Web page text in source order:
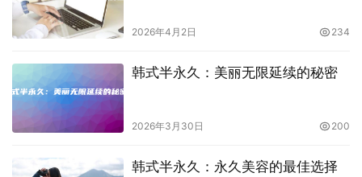
2026年4月2日 234
韩式半永久：美丽无限延续的秘密
2026年3月30日 200
韩式半永久：永久美容的最佳选择